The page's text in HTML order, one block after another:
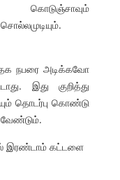
கொடுஞ்சாவும்
நபரை அடிக்கவோ
இது குறித்து
தொடர்பு கொண்டு
வேண்டும்.
இரண்டாம் கட்டளை